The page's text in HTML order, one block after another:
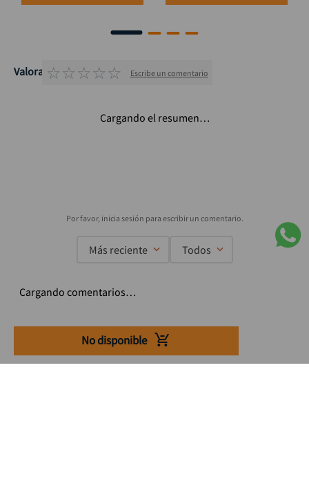
No disponible
Valoraciones
☆☆☆☆☆ Escribe un comentario
Cargando el resumen…
Más reciente Todos
Cargando comentarios…
Suscríbete a nuestro Newsletter